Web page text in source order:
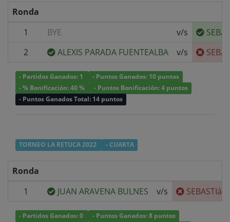
Ronda
1
BYE v/s
2
ALEXIS PARADA FUENTEALBA v/s
- Partidos Ganados: 1
- Puntos Ganados: 10 puntos
- % Bonificación: 40 %
- Puntos Bonificación: 4 puntos
- Puntos Ganados Total: 14 puntos
TORNEO LA RETUCA 2022 - CUARTA
Ronda
1
JUAN ARAVENA BULNES v/s
- Partidos Ganados: 0
- Puntos Ganados: 8 puntos